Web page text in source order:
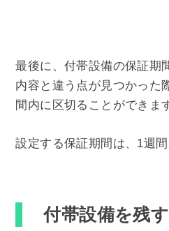
最後に、付帯設備の保証期
内容と違う点が見つかった
間内に区切ることができま
設定する保証期間は、1週間
付帯設備を残